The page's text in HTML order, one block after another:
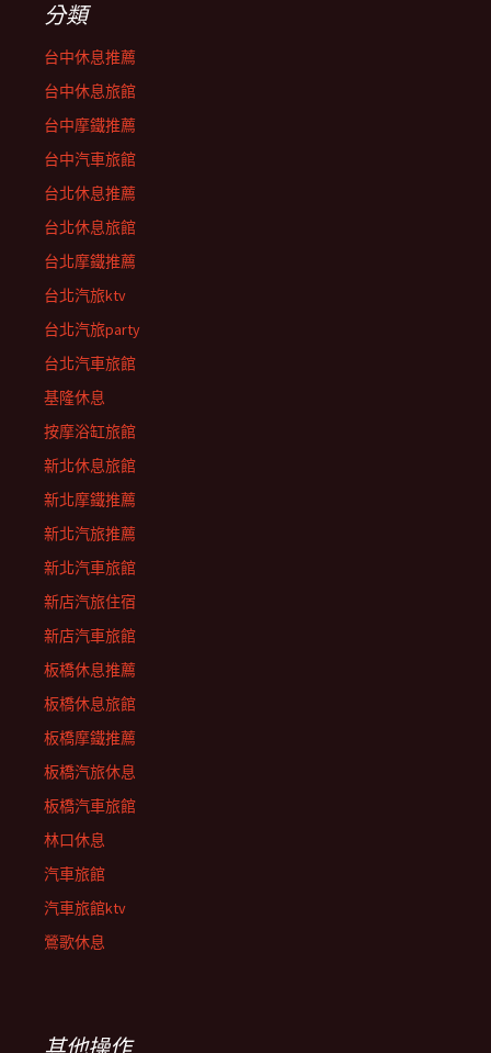
分類
台中休息推薦
台中休息旅館
台中摩鐵推薦
台中汽車旅館
台北休息推薦
台北休息旅館
台北摩鐵推薦
台北汽旅ktv
台北汽旅party
台北汽車旅館
基隆休息
按摩浴缸旅館
新北休息旅館
新北摩鐵推薦
新北汽旅推薦
新北汽車旅館
新店汽旅住宿
新店汽車旅館
板橋休息推薦
板橋休息旅館
板橋摩鐵推薦
板橋汽旅休息
板橋汽車旅館
林口休息
汽車旅館
汽車旅館ktv
鶯歌休息
其他操作